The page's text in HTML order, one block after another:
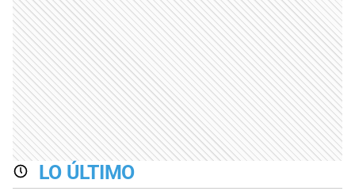
LO ÚLTIMO